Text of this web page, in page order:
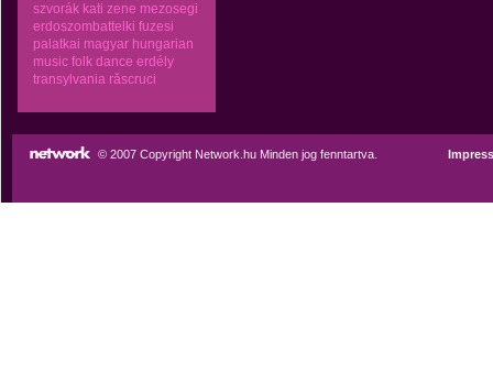
szvorák kati zene mezosegi
erdoszombattelki fuzesi
palatkai magyar hungarian
music folk dance erdély
transylvania răscruci
© 2007 Copyright Network.hu Minden jog fenntartva.